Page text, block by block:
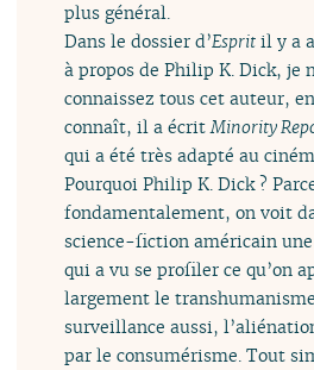
plus général.
Dans le dossier d’Esprit il y a
à propos de Philip K. Dick, je
connaissez tous cet auteur,
connaît, il a écritMinority
qui a été très adapté au
Pourquoi Philip K. Dick ?
fondamentalement, on voit
science-fiction américain
qui a vu se profiler ce qu’on
largement le
surveillance aussi,
par le consumérisme. Tout